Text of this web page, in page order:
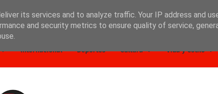
Internacional Deportes Cultura Vida y estilo
its services and to analyze traffic. Your IP address and
and security metrics to ensure quality of service,